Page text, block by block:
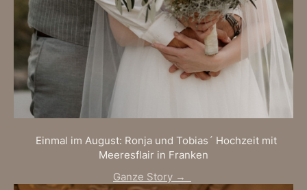
Einmal im August: Ronja und Tobias´ Hochzeit mit
Meeresflair in Franken
Ganze Story →